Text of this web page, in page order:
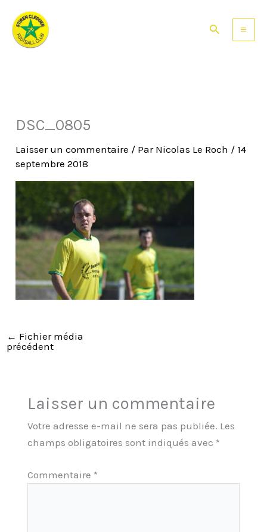
contenu
Rechercher
DSC_0805
Laisser un commentaire / Par Nicolas Le Roch / 14
septembre 2018
← Fichier média
précédent
Laisser un commentaire
Votre adresse e-mail ne sera pas publiée. Les
champs obligatoires sont indiqués avec *
Commentaire *